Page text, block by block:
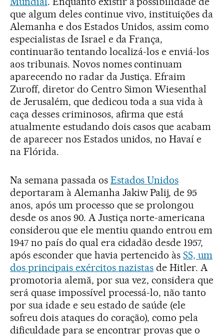
que algum deles continue vivo, instituições da
Alemanha e dos Estados Unidos, assim como
especialistas de Israel e da França,
continuarão tentando localizá-los e enviá-los
aos tribunais. Novos nomes continuam
aparecendo no radar da Justiça. Efraim
Zuroff, diretor do Centro Simon Wiesenthal
de Jerusalém, que dedicou toda a sua vida à
caça desses criminosos, afirma que está
atualmente estudando dois casos que acabam
de aparecer nos Estados unidos, no Havaí e
na Flórida.
Na semana passada os Estados Unidos
deportaram à Alemanha Jakiw Palij, de 95
anos, após um processo que se prolongou
desde os anos 90. A Justiça norte-americana
considerou que ele mentiu quando entrou em
1947 no país do qual era cidadão desde 1957,
após esconder que havia pertencido àsSS, um
dos principais exércitos nazistas de Hitler. A
promotoria alemã, por sua vez, considera que
será quase impossível processá-lo, não tanto
por sua idade e seu estado de saúde (ele
sofreu dois ataques do coração), como pela
dificuldade para se encontrar provas que o